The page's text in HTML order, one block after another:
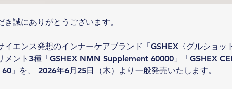
誠にありがとうございます。
イエンス発想のインナーケアブランド「GSHEX〈グルショッ
メント3種「GSHEX NMN Supplement 60000」「GSHEX
60」を、 2026年6月25日（木）より一般発売いたします。